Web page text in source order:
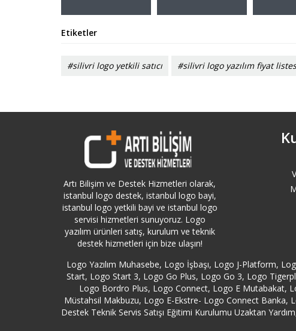
Etiketler
#silivri logo yetkili satıcı #silivri logo yazılım fiyat
Artı Bilişim ve Destek Hizmetleri olarak,
istanbul logo destek, istanbul logo bayi,
istanbul logo yetkili bayi ve istanbul logo
servisi hizmetleri sunuyoruz. Logo
yazılım ürünleri satış, kurulum ve teknik
destek hizmetleri için bize ulaşın!
Logo Yazılım Muhasebe, Logo İşbaşı, Logo J-Platform,
Start, Logo Start 3, Logo Go Plus, Logo Go 3, Logo
Logo Bordro Plus, Logo Connect, Logo E Mutabakat,
Müstahsil Makbuzu, Logo E-Ekstre- Logo Connect Banka,
Destek Teknik Servis Satışı Eğitimi Kurulumu Uzaktan